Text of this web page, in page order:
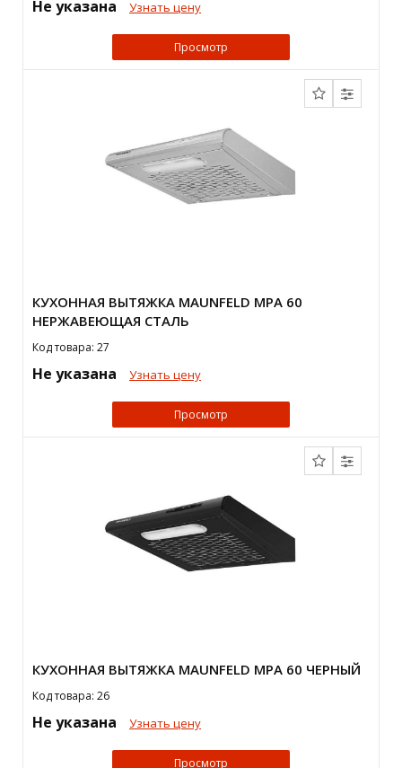
Не указана Узнать цену
Просмотр
КУХОННАЯ ВЫТЯЖКА MAUNFELD MPA 60
НЕРЖАВЕЮЩАЯ СТАЛЬ
Код товара: 27
Не указана Узнать цену
Просмотр
КУХОННАЯ ВЫТЯЖКА MAUNFELD MPA 60 ЧЕРНЫЙ
Код товара: 26
Не указана Узнать цену
Просмотр